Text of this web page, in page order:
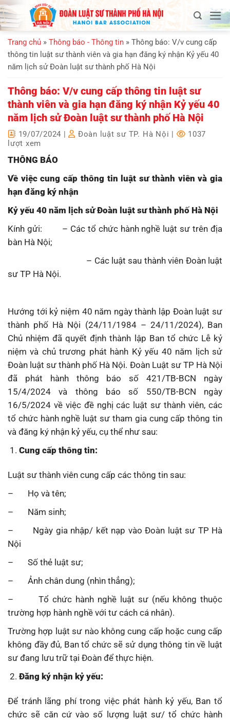
Bỏ
qua
nội
dung
Trang chủ » Thông báo - Thông tin » Thông báo: V/v cung cấp
thông tin luật sư thành viên và gia hạn đăng ký nhận Kỷ yếu 40
năm lịch sử Đoàn luật sư thành phố Hà Nội
Thông báo: V/v cung cấp thông tin luật sư
thành viên và gia hạn đăng ký nhận Kỷ yếu 40
năm lịch sử Đoàn luật sư thành phố Hà Nội
19/07/2024 | Đoàn luật sư TP. Hà Nội |
1037
lượt xem
THÔNG BÁO
Về việc cung cấp thông tin luật sư thành viên và gia
hạn đăng ký nhận
Kỷ yếu 40 năm lịch sử Đoàn luật sư thành phố Hà Nội
Kính gửi: – Các tổ chức hành nghề luật sư trên địa
bàn Hà Nội;
– Các luật sau thành viên Đoàn luật
sư TP Hà Nội.
Hướng tới kỷ niệm 40 năm ngày thành lập Đoàn luật sư
thành phố Hà Nội (24/11/1984 – 24/11/2024), Ban
Chủ nhiệm đã quyết định thành lập Ban tổ chức Lễ kỷ
niệm và chủ trương phát hành Kỷ yếu 40 năm lịch sử
Đoàn luật sư thành phố Hà Nội. Đoàn Luật sư TP Hà Nội
đã phát hành thông báo số 421/TB-BCN ngày
15/4/2024 và thông báo số 550/TB-BCN ngày
16/5/2024 về việc đề nghị các luật sư thành viên, các
tổ chức hành nghề luật sư tham gia cung cấp thông tin
và đăng ký nhận kỷ yếu, cụ thể như sau:
Cung cấp thông tin:
Luật sư thành viên cung cấp các thông tin sau:
– Họ và tên;
– Năm sinh;
– Ngày gia nhập/ kết nạp vào Đoàn luật sư TP Hà
Nội
– Số thẻ luật sư;
– Ảnh chân dung (nhìn thẳng);
– Tổ chức hành nghề luật sư (nếu không thuộc
trường hợp hành nghề với tư cách cá nhân).
Trường hợp luật sư nào không cung cấp hoặc cung cấp
không đầy đủ, Ban tổ chức sẽ sử dụng thông tin về luật
sư đang lưu trữ tại Đoàn để thực hiện.
Đăng ký nhận kỷ yếu:
Để tránh lãng phí trong việc phát hành kỷ yếu, Ban tổ
chức sẽ căn cứ vào số lượng luật sư/ tổ chức hành